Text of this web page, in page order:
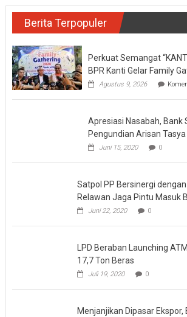
Berita Terpopuler
Perkuat Semangat
BPR Kanti Gelar Family
Agustus 9, 2026
Apresiasi Nasabah, Bank
Pengundian Arisan
Juni 15, 2020 0
Satpol PP Bersinergi
Relawan Jaga Pintu Masuk
Juni 22, 2020 0
LPD Beraban Launching
17,7 Ton Beras
Juli 19, 2020 0
Menjanjikan Dipasar Ekspor,